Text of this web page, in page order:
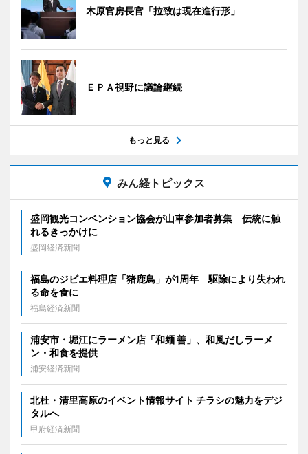
木原官房長官「拉致は現在進行形」
ＥＰＡ視野に議論継続
もっと見る
みん経トピックス
盛岡観光コンベンション協会が山車参加者募集 伝統に触
れるきっかけに
盛岡経済新聞
福島のジビエ料理店「猪鹿鳥」が1周年 駆除により失われ
る命を食に
福島経済新聞
浦安市・堀江にラーメン店「和麺 善」、和風だしラーメ
ン・和食を提供
浦安経済新聞
北杜・清里高原のイベント情報サイト チラシの魅力をデジ
タルへ
甲府経済新聞